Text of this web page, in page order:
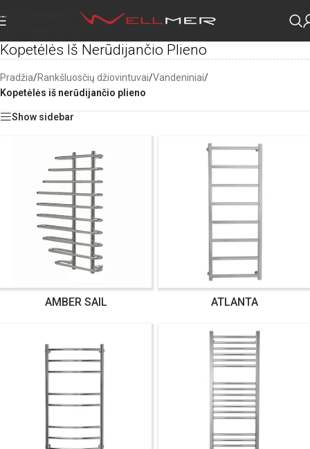
Skip to navigation
Kopetėlės Iš Nerūdijančio Plieno
Pradžia/Rankšluosčių džiovintuvai/Vandeniniai/
Kopetėlės iš nerūdijančio plieno
Show sidebar
AMBER SAIL ATLANTA